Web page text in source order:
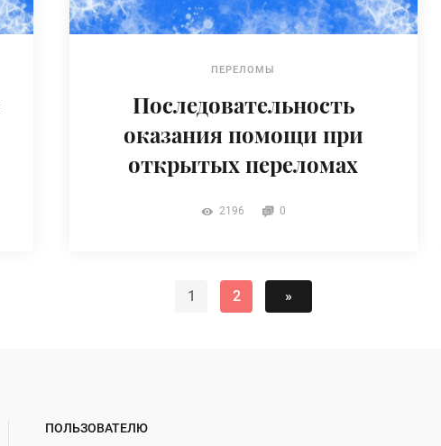
ПЕРЕЛОМЫ
Последовательность
оказания помощи при
открытых переломах
2196 0
1 2 »
ПОЛЬЗОВАТЕЛЮ